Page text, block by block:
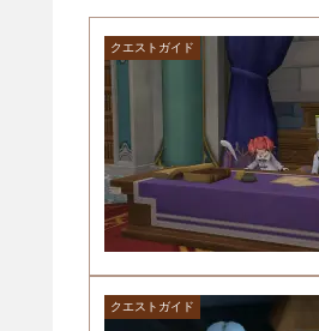
クエストガイド
クエストガイド